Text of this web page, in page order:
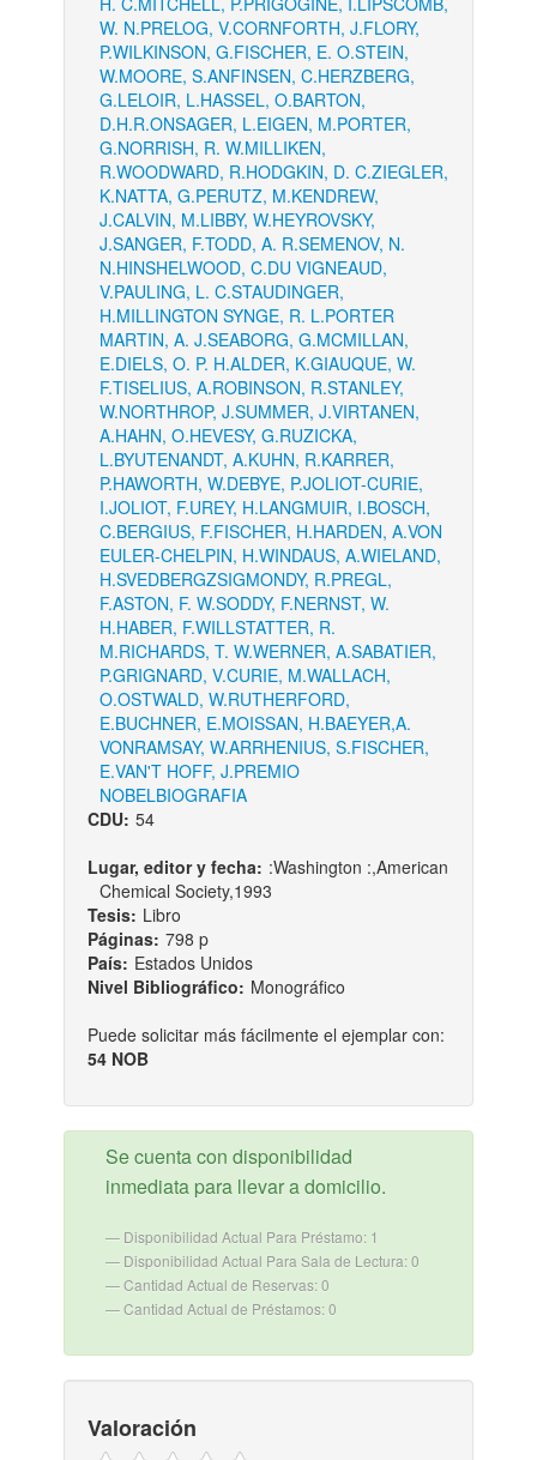
W. N.PRELOG, V.CORNFORTH, J.FLORY,
P.WILKINSON, G.FISCHER, E. O.STEIN,
W.MOORE, S.ANFINSEN, C.HERZBERG,
G.LELOIR, L.HASSEL, O.BARTON,
D.H.R.ONSAGER, L.EIGEN, M.PORTER,
G.NORRISH, R. W.MILLIKEN,
R.WOODWARD, R.HODGKIN, D. C.ZIEGLER,
K.NATTA, G.PERUTZ, M.KENDREW,
J.CALVIN, M.LIBBY, W.HEYROVSKY,
J.SANGER, F.TODD, A. R.SEMENOV, N.
N.HINSHELWOOD, C.DU VIGNEAUD,
V.PAULING, L. C.STAUDINGER,
H.MILLINGTON SYNGE, R. L.PORTER
MARTIN, A. J.SEABORG, G.MCMILLAN,
E.DIELS, O. P. H.ALDER, K.GIAUQUE, W.
F.TISELIUS, A.ROBINSON, R.STANLEY,
W.NORTHROP, J.SUMMER, J.VIRTANEN,
A.HAHN, O.HEVESY, G.RUZICKA,
L.BYUTENANDT, A.KUHN, R.KARRER,
P.HAWORTH, W.DEBYE, P.JOLIOT-CURIE,
I.JOLIOT, F.UREY, H.LANGMUIR, I.BOSCH,
C.BERGIUS, F.FISCHER, H.HARDEN, A.VON
EULER-CHELPIN, H.WINDAUS, A.WIELAND,
H.SVEDBERGZSIGMONDY, R.PREGL,
F.ASTON, F. W.SODDY, F.NERNST, W.
H.HABER, F.WILLSTATTER, R.
M.RICHARDS, T. W.WERNER, A.SABATIER,
P.GRIGNARD, V.CURIE, M.WALLACH,
O.OSTWALD, W.RUTHERFORD,
E.BUCHNER, E.MOISSAN, H.BAEYER,A.
VONRAMSAY, W.ARRHENIUS, S.FISCHER,
E.VAN'T HOFF, J.PREMIO
NOBELBIOGRAFIA
CDU: 54
Lugar, editor y fecha: :Washington :,American
Chemical Society,1993
Tesis: Libro
Páginas: 798 p
País: Estados Unidos
Nivel Bibliográfico: Monográfico
Puede solicitar más fácilmente el ejemplar con:
54 NOB
Se cuenta con disponibilidad
inmediata para llevar a domicilio.
Disponibilidad Actual Para Préstamo: 1
Disponibilidad Actual Para Sala de Lectura: 0
Cantidad Actual de Reservas: 0
Cantidad Actual de Préstamos: 0
Valoración